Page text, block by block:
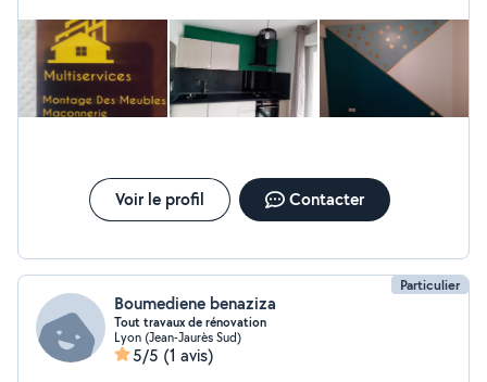
Voir le profil Contacter
Particulier
Boumediene benaziza
Tout travaux de rénovation
Lyon (Jean-Jaurès Sud)
5/5 (1 avis)